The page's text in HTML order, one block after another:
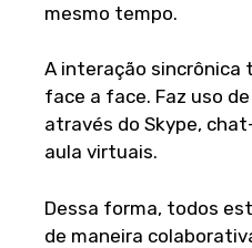
mesmo tempo.
A interação sincrônica
face a face. Faz uso
através do Skype,
aula virtuais.
Dessa forma, todos
de maneira